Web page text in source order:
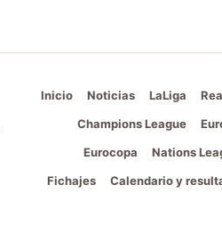
Inicio Noticias LaLiga
Champions League
Eurocopa
Nations
Fichajes
Calendario y